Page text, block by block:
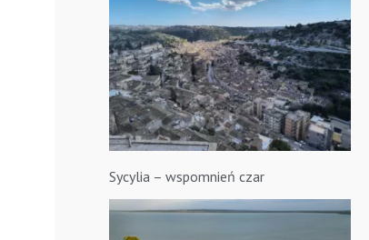
Sycylia – wspomnień czar